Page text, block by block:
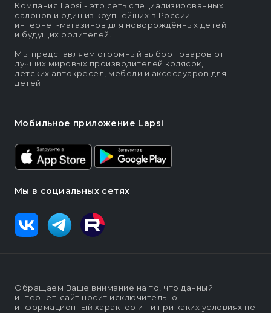
Компания Lapsi - это сеть специализированных
салонов и один из крупнейших в России
интернет-магазинов для новорождённых детей
и будущих родителей.
Мы представляем огромный выбор товаров от
лучших мировых производителей колясок,
детских автокресел, мебели и аксессуаров для
детей.
Мобильное приложение Lapsi
Мы в социальных сетях
Обращаем Ваше внимание на то, что данный
интернет-сайт носит исключительно
информационный характер и ни при каких условиях не